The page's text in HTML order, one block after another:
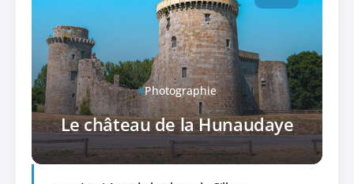
Photographie
Le château de la Hunaudaye